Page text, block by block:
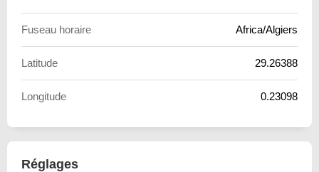
Fuseau horaire Africa/Algiers
Latitude 29.26388
Longitude 0.23098
Réglages